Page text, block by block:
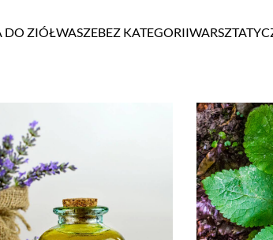
DO ZIÓŁWASZEBEZ KATEGORIIWARSZTATY